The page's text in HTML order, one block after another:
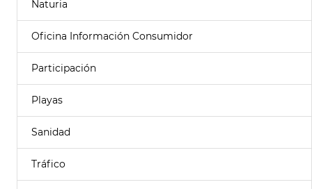
Naturia
Oficina Información Consumidor
Participación
Playas
Sanidad
Tráfico